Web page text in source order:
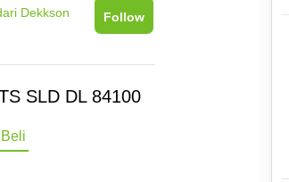
Dekkson Follow
SLD DL 84100